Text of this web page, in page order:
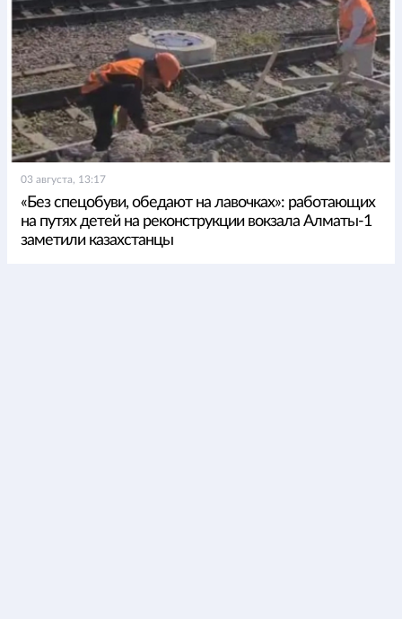
03 августа, 13:17
«Без спецобуви, обедают на лавочках»: работающих
на путях детей на реконструкции вокзала Алматы-1
заметили казахстанцы